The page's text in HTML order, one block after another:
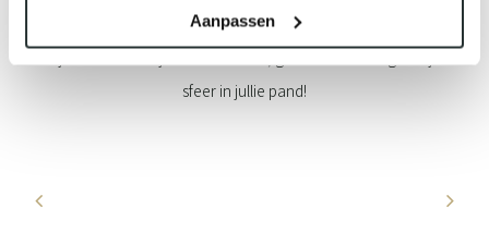
Aanpassen
sfeer in jullie pand!